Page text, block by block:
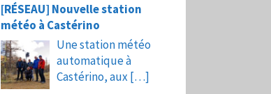
[RÉSEAU] Nouvelle station
météo à Castérino
Une station météo
automatique à
Castérino, aux […]